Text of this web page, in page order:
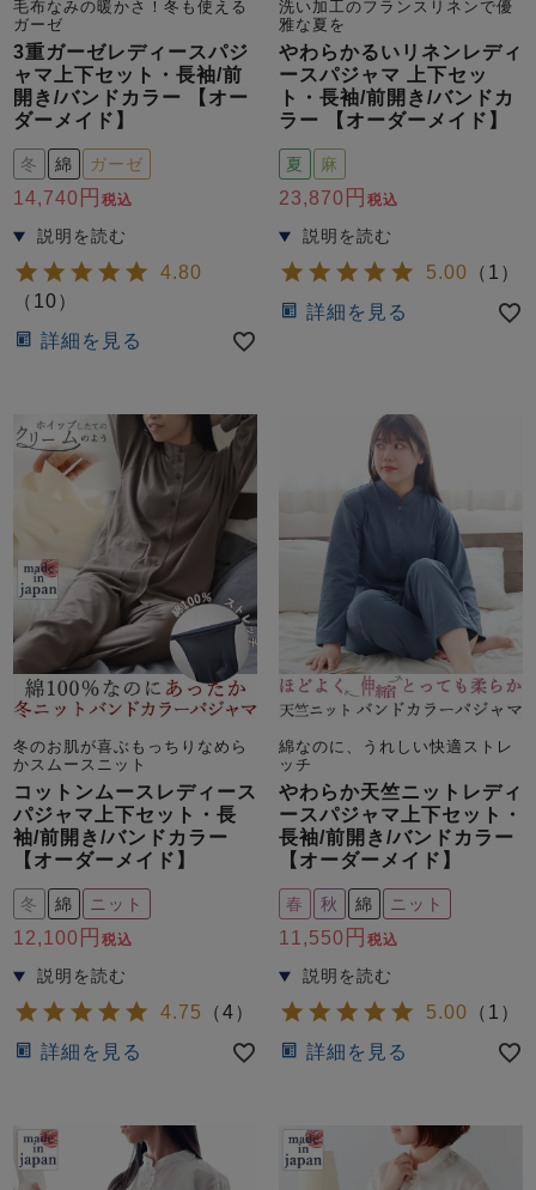
毛布なみの暖かさ！冬も使える
ガーゼ
3重ガーゼレディースパジ
ャマ上下セット・長袖/前
開き/バンドカラー 【オー
ダーメイド】
冬 綿 ガーゼ
14,740 税込
4.80
（ 10）
詳細を見る
洗い加工のフランスリネンで優
雅な夏を
やわらかるいリネンレディ
ースパジャマ 上下セッ
ト・長袖/前開き/バンドカ
ラー 【オーダーメイド】
夏 麻
23,870 税込
5.00 （ 1 ）
詳細を見る
冬のお肌が喜ぶもっちりなめら
かスムースニット
コットンムースレディース
パジャマ上下セット・長
袖/前開き/バンドカラー
【オーダーメイド】
冬 綿 ニット
12,100 税込
4.75 （4）
詳細を見る
綿なのに、うれしい快適ストレ
ッチ
やわらか天竺ニットレディ
ースパジャマ上下セット・
長袖/前開き/バンドカラー
【オーダーメイド】
春 秋 綿 ニット
11,550 税込
5.00 （ 1 ）
詳細を見る